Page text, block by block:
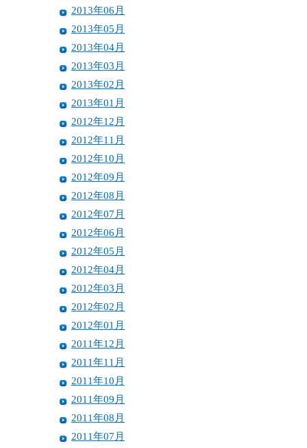
2013年06月
2013年05月
2013年04月
2013年03月
2013年02月
2013年01月
2012年12月
2012年11月
2012年10月
2012年09月
2012年08月
2012年07月
2012年06月
2012年05月
2012年04月
2012年03月
2012年02月
2012年01月
2011年12月
2011年11月
2011年10月
2011年09月
2011年08月
2011年07月